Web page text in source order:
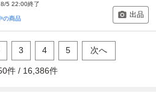
8/5 22:00終了
の商品 出品
3 4 5 次へ
件 / 16,386件